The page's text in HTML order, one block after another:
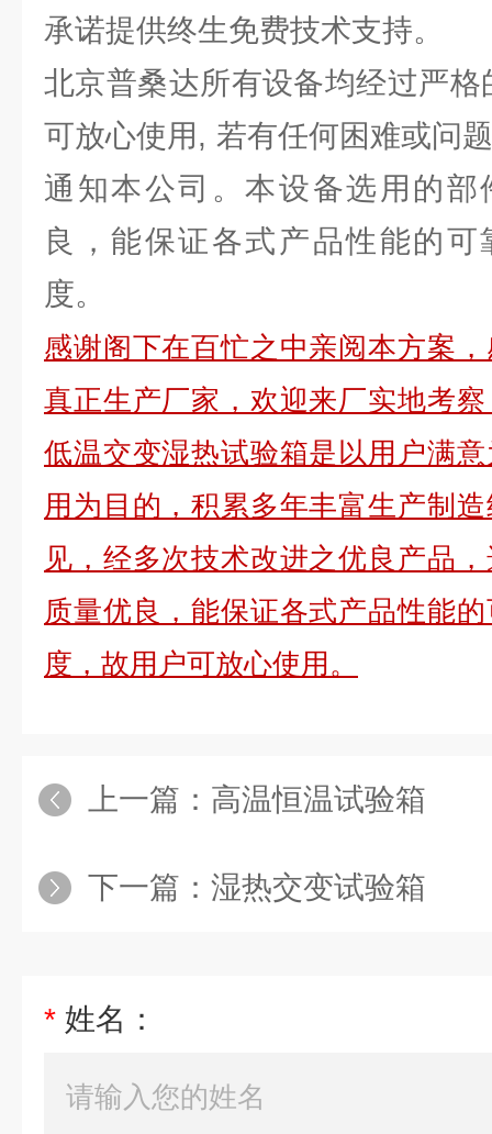
承诺提供终生免费技术支持。
北京普桑达所有设备均经过严
可放心使用, 若有任何困难或问
通知本公司。本设备选用的
良，能保证各式产品性能的
度。
感谢阁下在百忙之中亲阅本方案
真正生产厂家，欢迎来厂实地考
低温交变湿热试验箱是以用户满
用为目的，积累多年丰富生产制
见，经多次技术改进之优良产品
质量优良，能保证各式产品性能
度，故用户可放心使用。
上一篇： 高温恒温试验箱
下一篇： 湿热交变试验箱
* 姓名：